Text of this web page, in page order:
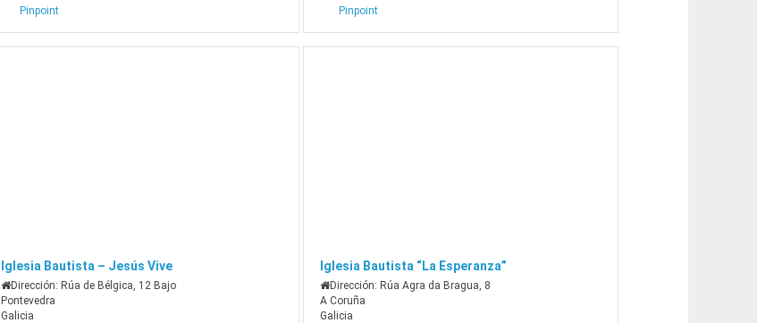
Pinpoint Pinpoint
Iglesia Bautista – Jesús Vive
Dirección:Rúa de Bélgica, 12 Bajo
Pontevedra
Galicia
Iglesia Bautista “La Esperanza”
Dirección: Rúa Agra da Bragua, 8
A Coruña
Galicia